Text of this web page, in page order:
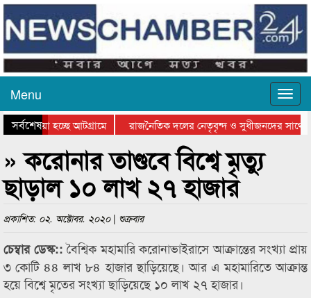
Menu
সর্বশেষ
যাওয়া হচ্ছে আটগ্রামে
রাজনৈতিক দলের নেতৃবৃন্দ ও সুধীজনদের সাথে
সিলেটে বাংলাদেশ গ্রুপ থিয়েটার
» করোনার তাণ্ডবে বিশ্বে মৃত্যু
ছাড়াল ১০ লাখ ২৭ হাজার
প্রকাশিত: ০২. অক্টোবর. ২০২০ | শুক্রবার
চেম্বার ডেস্ক::বৈশ্বিক মহামারি করোনাভাইরাসে আক্রান্তের সংখ্যা প্রায়
৩ কোটি ৪৪ লাখ ৮৪ হাজার ছাড়িয়েছে। আর এ মহামারিতে আক্রান্ত
হয়ে বিশ্বে মৃতের সংখ্যা ছাড়িয়েছে ১০ লাখ ২৭ হাজার।